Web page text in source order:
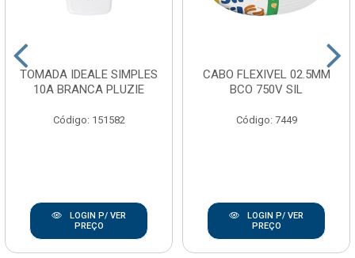
TOMADA IDEALE SIMPLES
10A BRANCA PLUZIE
Código: 151582
LOGIN P/ VER
PREÇO
CABO FLEXIVEL 02.5MM
BCO 750V SIL
Código: 7449
LOGIN P/ VER
PREÇO